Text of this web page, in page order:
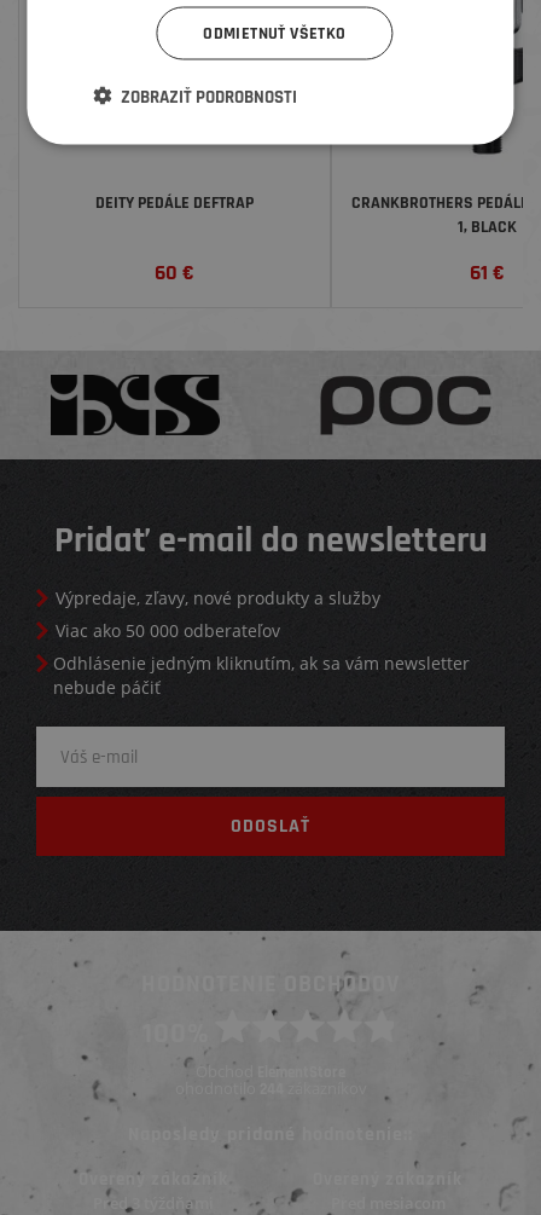
DEITY PEDÁLE DEFTRAP
60 €
CRANKBROTHERS PEDÁLE
1, BLACK
61 €
Pridať e-mail do newsletteru
Výpredaje, zľavy, nové produkty a služby
Viac ako 50 000 odberateľov
Odhlásenie jedným kliknutím, ak sa vám newsletter
nebude páčiť
HODNOTENIE OBCHODOV
Obchod ElementStore
ohodnotilo
Naposledy pridané hodnotenie::
Overený zákazník
Pred mesiacom
ODMIETNUŤ VŠETKO
ZOBRAZIŤ PODROBNOSTI